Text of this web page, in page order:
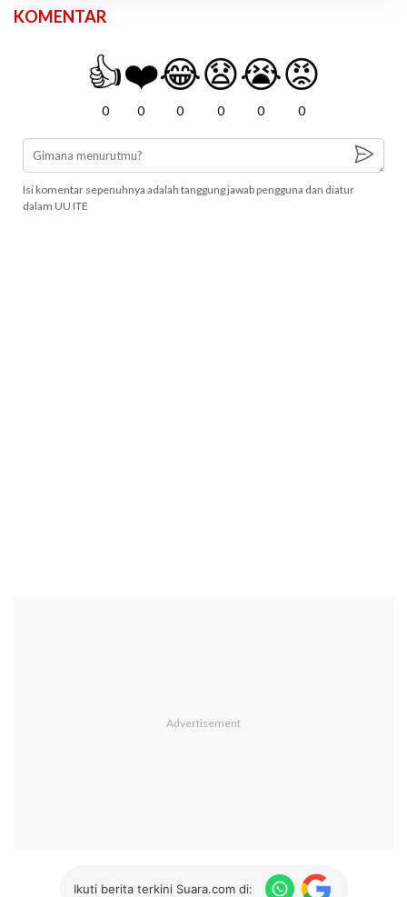
KOMENTAR
👍
0
❤️
0
😂
0
😧
0
😭
0
😡
0
Isi komentar sepenuhnya adalah tanggung jawab pengguna dan diatur
dalam UU ITE
Ikuti berita terkini Suara.com di: